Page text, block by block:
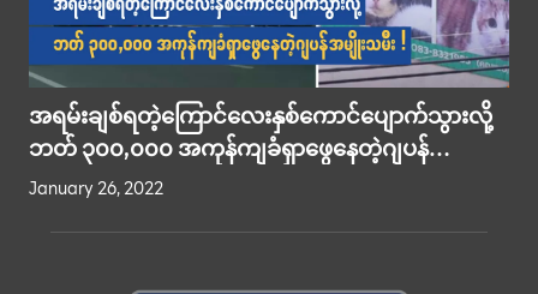
အရမ်းချစ်ရတဲ့ကြောင်လေးနှစ်ကောင်ပျောက်သွားလို့
ဘတ် ၃၀၀,၀၀၀ အကုန်ကျခံရှာဖွေနေတဲ့ဂျပန်
အမျိုးသမီး !
January 26, 2022